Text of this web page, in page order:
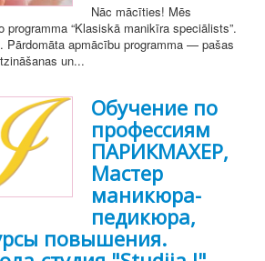
Nāc mācīties! Mēs
programma “Klasiskā manikīra speciālists”.
Pārdomāta apmācību programma — pašas
un...
Обучение по
профессиям
ПАРИКМАХЕР,
Мастер
маникюра-
педикюра,
повышения.